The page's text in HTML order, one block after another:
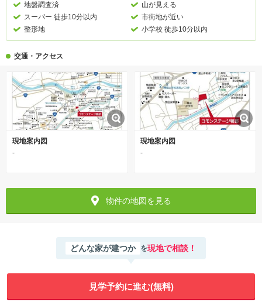
地盤調査済
山が見える
スーパー 徒歩10分以内
市街地が近い
整形地
小学校 徒歩10分以内
交通・アクセス
現地案内図
-
現地案内図
-
物件の地図を見る
どんな家が建つか を現地で相談！
見学予約に進む(無料)